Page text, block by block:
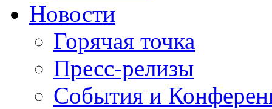
Новости
Горячая точка
Пресс-релизы
События и